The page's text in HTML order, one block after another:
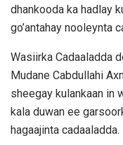
dhankooda ka hadlay
go’antahay nooleynta
Wasiirka Cadaaladda
Mudane Cabdullahi
sheegay kulankaan in
kala duwan ee
hagaajinta cadaaladda.